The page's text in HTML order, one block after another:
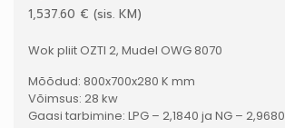
1,537.60 € (sis. KM)
Wok pliit OZTI 2, Mudel OWG 8070
Mõõdud: 800x700x280 K mm
Võimsus: 28 kw
Gaasi tarbimine: LPG – 2,1840 ja NG – 2,9680